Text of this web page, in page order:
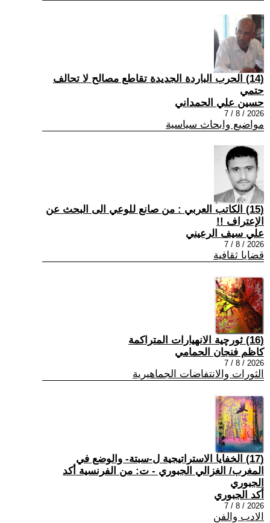
(14) الحرب الباردة الجديدة تقاطع مصالح لا تحالف
حتمي
حسين علي الحمداني
2026 / 8 / 7
مواضيع وابحاث سياسية
(15) الكاتب العربي : من صانع للوعي الى البحث عن
الإعتراف !!
علي سيف الرعيني
2026 / 8 / 7
قضايا ثقافية
(16) ثورچية الانهيارات المتراكمة
كاظم فنجان الحمامي
2026 / 8 / 7
الثورات والانتفاضات الجماهيرية
(17) الخفايا الاستراتيجية ل-سبتة- والوضع في
المغرب/ الغزالي الجبوري - ت: من الفرنسية أكد
الجبوري
أكد الجبوري
2026 / 8 / 7
الادب والفن